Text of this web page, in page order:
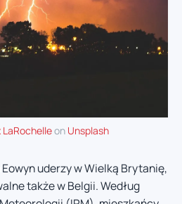
LaRochelleon Unsplash
uderzy w Wielką Brytanię,
także w Belgii. Według